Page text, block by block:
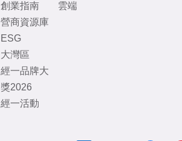
創業指南
營商資源庫
ESG
大灣區
經一品牌大
獎2026
經一活動
雲端